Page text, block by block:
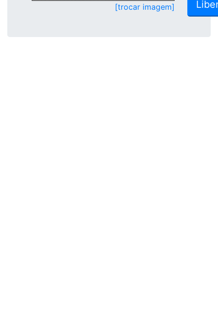
[trocar imagem]